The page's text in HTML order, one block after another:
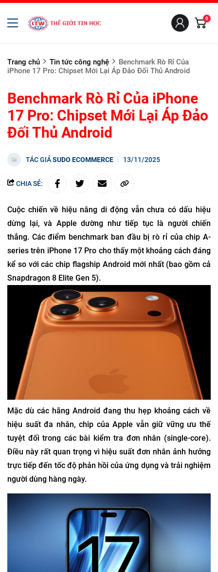
0
Trang chủ Tin tức công nghệ
Benchmark Rò Rỉ Của
iPhone 17 Pro: Chipset Mới Lại Áp Đảo Đối Thủ Android
Benchmark Rò Rỉ Của iPhone
17 Pro: Chipset Mới Lại Áp Đảo
Đối Thủ Android
TÁC GIẢSUDO ECOMMERCE 13/11/2025
CHIA SẺ:
Cuộc chiến về hiệu năng di động vẫn chưa có dấu hiệu
dừng lại, và Apple dường như tiếp tục là người chiến
thắng. Các điểm benchmark ban đầu bị rò rỉ của chip A-
series trên iPhone 17 Pro cho thấy một khoảng cách đáng
kể so với các chip flagship Android mới nhất (bao gồm cả
Snapdragon 8 Elite Gen 5).
Mặc dù các hãng Android đang thu hẹp khoảng cách về
hiệu suất đa nhân, chip của Apple vẫn giữ vững ưu thế
tuyệt đối trong các bài kiểm tra đơn nhân (single-core).
Điều này rất quan trọng vì hiệu suất đơn nhân ảnh hưởng
trực tiếp đến tốc độ phản hồi của ứng dụng và trải nghiệm
người dùng hàng ngày.